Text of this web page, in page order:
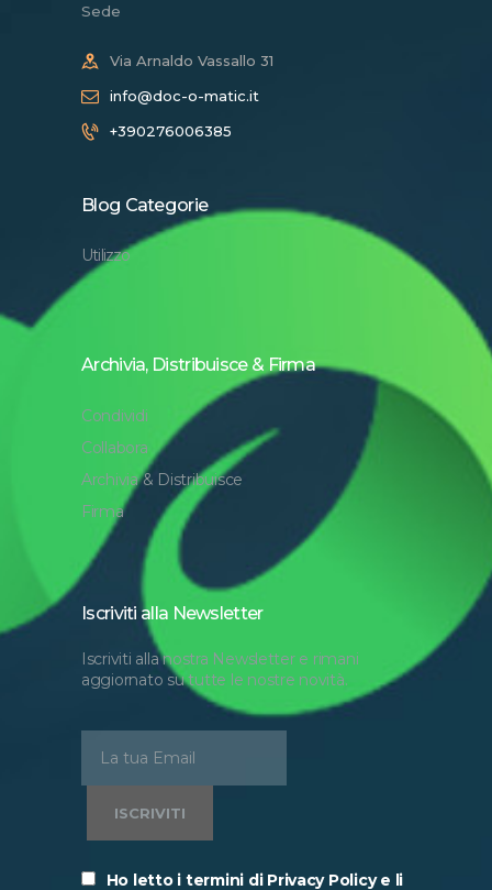
Sede
Via Arnaldo Vassallo 31
info@doc-o-matic.it
+390276006385
Blog Categorie
Utilizzo
Archivia, Distribuisce & Firma
Condividi
Collabora
Archivia & Distribuisce
Firma
Iscriviti alla Newsletter
Iscriviti alla nostra Newsletter e rimani
aggiornato su tutte le nostre novità.
Ho letto i termini di Privacy Policy e li